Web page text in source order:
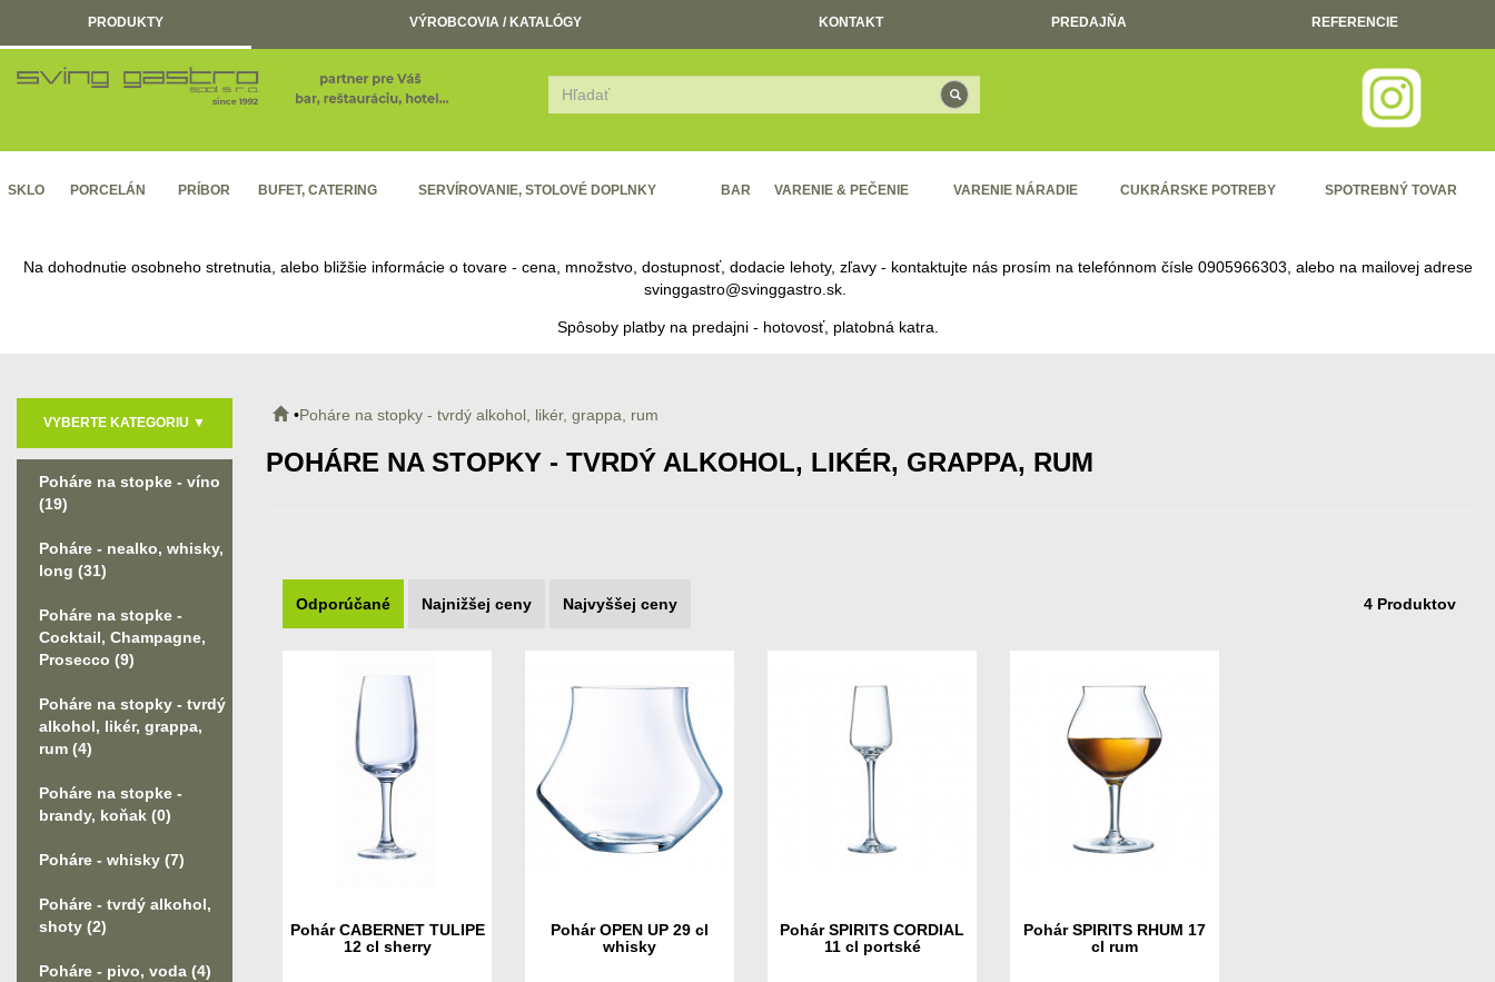
PRODUKTY VÝROBCOVIA / KATALÓGY KONTAKT PREDAJŇA REFERENCIE
SKLO PORCELÁN PRÍBOR BUFET, CATERING SERVÍROVANIE, STOLOVÉ DOPLNKY BAR VARENIE & PEČENIE VARENIE NÁRADIE CUKRÁRSKE POTREBY SPOTREBNÝ TOVAR
Na dohodnutie osobneho stretnutia, alebo bližšie informácie o tovare - cena, množstvo, dostupnosť, dodacie lehoty, zľavy - kontaktujte nás prosím na telefónnom čísle 0905966303 , alebo na mailovej adrese
svinggastro@svinggastro.sk
Spôsoby platby na predajni - hotovosť, platobná katra.
VYBERTE KATEGORIU ▼
Poháre na stopke - víno
(19)
Poháre - nealko, whisky,
long (31)
Poháre na stopke -
Cocktail, Champagne,
Prosecco (9)
Poháre na stopky - tvrdý
alkohol, likér, grappa,
rum (4)
Poháre na stopke -
brandy, koňak (0)
Poháre - whisky (7)
Poháre - tvrdý alkohol,
shoty (2)
Poháre - pivo, voda (4)
Poháre na stopky - tvrdý alkohol, likér, grappa, rum
POHÁRE NA STOPKY - TVRDÝ ALKOHOL, LIKÉR, GRAPPA, RUM
4 Produktov
Odporúčané Najnižšej ceny Najvyššej ceny
Pohár CABERNET TULIPE
12 cl sherry
Pohár OPEN UP 29 cl
whisky
Pohár SPIRITS CORDIAL
11 cl portské
Pohár SPIRITS RHUM 17
cl rum